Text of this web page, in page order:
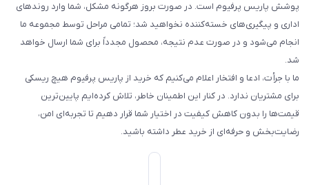
پوشش پاریس پرفیوم است. در صورت بروز هرگونه مشکل، شما وارد روندهای
اداری و پیگیری‌های خسته‌کننده نخواهید شد؛ تمامی مراحل توسط مجموعه ما
انجام می‌شود و در صورت عدم نتیجه، محصول مجدداً برای شما ارسال خواهد
شد.
ما با جرأت، ادعا و افتخار اعلام می‌کنیم که خرید از پاریس پرفیوم هیچ ریسکی
برای مشتریان ندارد. در کنار این اطمینان خاطر، تلاش کرده‌ایم پایین‌ترین
قیمت‌ها را بدون کاهش کیفیت در اختیار شما قرار دهیم تا تجربه‌ای امن،
رضایت‌بخش و حرفه‌ای از خرید عطر داشته باشید.